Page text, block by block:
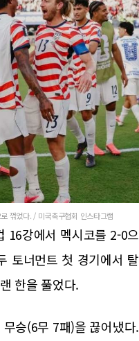
꺾었다. / 미국축구협회 인스타그램
16강에서 멕시코를 2-0으
토너먼트 첫 경기에서 탈
한을 풀었다.
승(6무 7패)을 끊어냈다.